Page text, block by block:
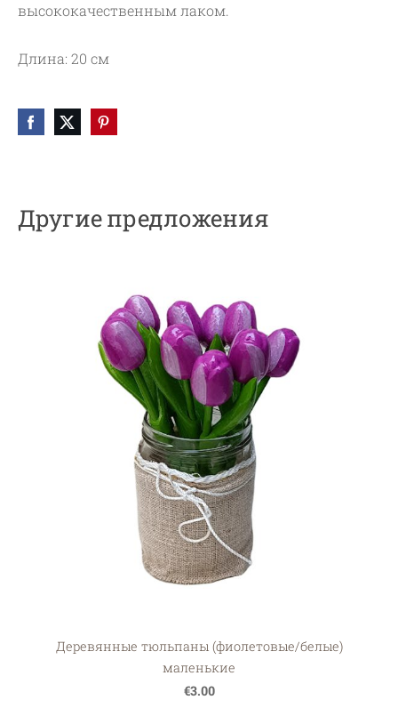
высококачественным лаком.
Длина: 20 см
Другие предложения
Деревянные тюльпаны (фиолетовые/белые)
маленькие
€3.00